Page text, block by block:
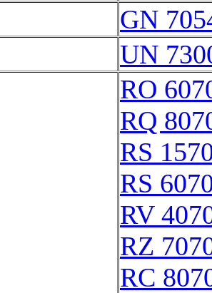
GN
UN
RO
RQ
RS
RS
RV
RZ
RC